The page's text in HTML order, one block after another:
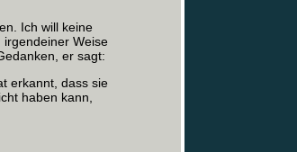
Ich will keine
Weise
er sagt:
erkannt, dass sie
haben kann,